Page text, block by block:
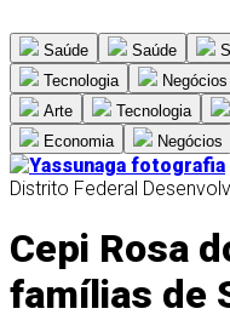
Saúde Saúde
Tecnologia
Negócios
Arte
Tecnologia
Economia
Negócios
Distrito Federal
Cepi Rosa
famílias de